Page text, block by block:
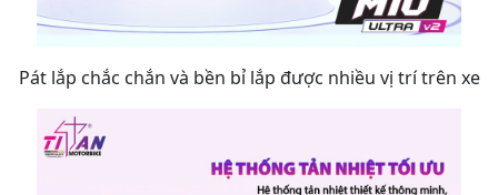
Pát lắp chắc chắn và bền bỉ lắp được nhiều vị trí trên xe